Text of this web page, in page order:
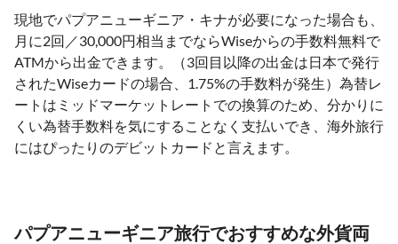
現地でパプアニューギニア・キナが必要になった場合も、
月に2回／30,000円相当までならWiseからの手数料無料で
ATMから出金できます。（3回目以降の出金は日本で発行
されたWiseカードの場合、1.75%の手数料が発生）為替レ
ートはミッドマーケットレートでの換算のため、分かりに
くい為替手数料を気にすることなく支払いでき、海外旅行
にはぴったりのデビットカードと言えます。
パプアニューギニア旅行でおすすめな外貨両